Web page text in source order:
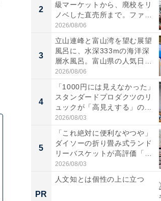
2
級マーケットから、廃校をリ
ノベした直売所まで。ファ
ー...
2026/08/06
3
立山連峰と富山湾を望む展望
風呂に、水深333mの海洋深
層水風呂。富山県の人気日
帰...
2026/08/06
4
「1000円には見えなかった」
スタンダードプロダクツのリ
ュックが「高見えする」の...
2026/08/03
5
「これ絶対に便利なやつや」
ダイソーの折り畳み式ランド
リーバスケットが高評価「使
わ...
2026/08/03
PR
人文知とは個性の上に立つ